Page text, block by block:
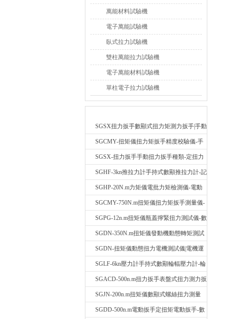
萬能材料試驗機
電子萬能試驗機
臥式拉力試驗機
雙柱萬能拉力試驗機
電子萬能材料試驗機
單柱電子拉力試驗機
SGSX扭力扳手數顯式扭力矩測力扳手|手動
定扭矩檢測扳手
SGCMY-扭矩儀扭力矩扳手精度校驗儀-手
動扳子扭矩校準儀
SGSX-扭力扳手手動扭力扳手種類-定扭力
矩檢測扳手價格
SGHF-3kn推拉力計手持式數顯推拉力計-記
憶數據拉壓力測力計
SGHP-20N.m力矩儀電批力矩檢測儀-電動
螺絲批扭力矩測試儀
SGCMY-750N.m扭矩儀扭力矩扳手測量儀-
校準扳手扭力精度測試儀
SGPG-12n.m扭矩儀瓶蓋擰緊扭力測試儀-數
顯式瓶蓋扭力矩儀
SGDN-350N.m扭矩儀發動機動態轉矩測試
儀-動態電機扭矩測量儀
SGDN-扭矩儀動態扭力電機測試儀|電機運
轉摩擦力扭矩儀
SGLF-6kn壓力計手持式數顯輪輻壓力計-輪
輻稱重壓力測力計
SGACD-500n.m扭力扳手表盤式扭力測力扳
手-表盤扭力矩檢測扳手
SGJN-200n.m扭矩儀數顯式螺絲扭力測量
儀-螺栓扭力矩測試儀
SGDD-500n.m電動扳手定扭矩電動扳手-數